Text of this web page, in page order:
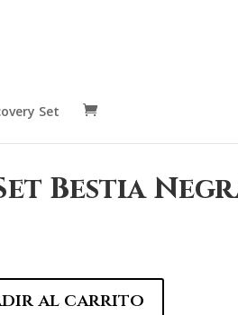
Set
Bestia
al carrito